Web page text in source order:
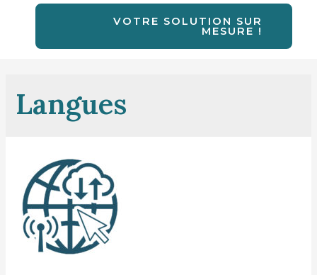
VOTRE SOLUTION SUR
MESURE !
Langues